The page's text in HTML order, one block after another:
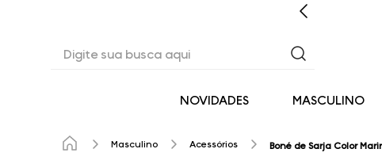
NOVIDADES MASCULINO
Masculino Acessórios Boné de Sarja Color